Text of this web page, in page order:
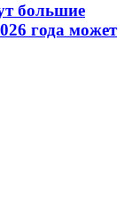
большие
года может